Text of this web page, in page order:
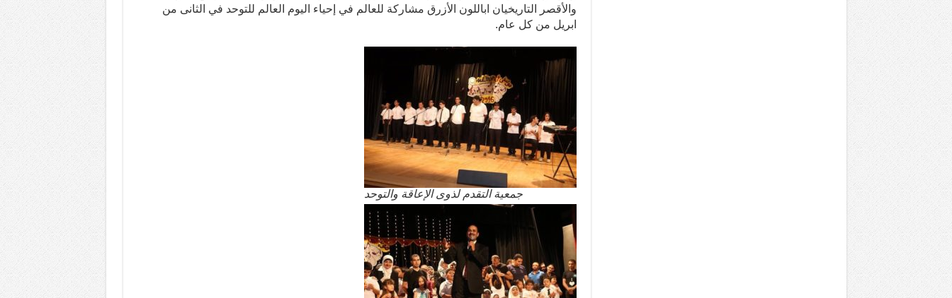
والأقصر التاريخيان اباللون الأزرق مشاركة للعالم في إحياء اليوم العالم للتوحد في الثانى من
ابريل من كل عام.
جمعية التقدم لذوى الإعاقة والتوحد